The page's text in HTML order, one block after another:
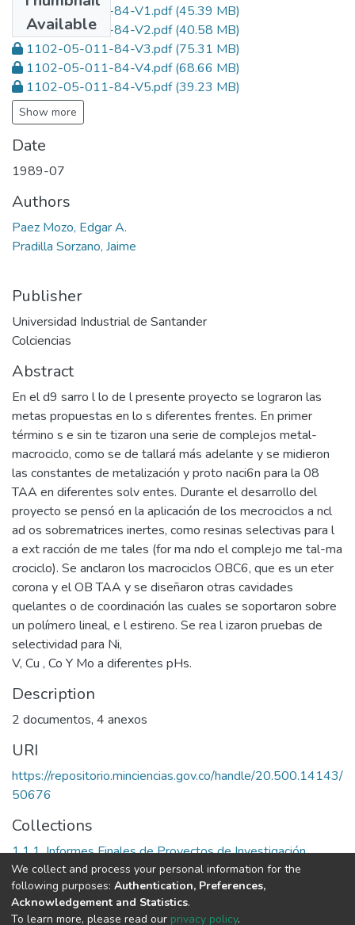
Available
1102-05-011-84-V1.pdf(45.39 MB)
1102-05-011-84-V2.pdf(40.58 MB)
1102-05-011-84-V3.pdf(75.31 MB)
1102-05-011-84-V4.pdf(68.66 MB)
1102-05-011-84-V5.pdf(39.23 MB)
Show more
Date
1989-07
Authors
Paez Mozo, Edgar A.
Pradilla Sorzano, Jaime
Publisher
Universidad Industrial de Santander
Colciencias
Abstract
En el d9 sarro l lo de l presente proyecto se lograron las
metas propuestas en lo s diferentes frentes. En primer
término s e sin te tizaron una serie de complejos metal-
macrociclo, como se de tallará más adelante y se midieron
las constantes de metalización y proto naci6n para la 08
TAA en diferentes solv entes. Durante el desarrollo del
proyecto se pensó en la aplicación de los mecrociclos a ncl
ad os sobrematrices inertes, como resinas selectivas para l
a ext racción de me tales (for ma ndo el complejo me tal-ma
crociclo). Se anclaron los macrociclos OBC6, que es un eter
corona y el OB TAA y se diseñaron otras cavidades
quelantes o de coordinación las cuales se soportaron sobre
un polímero lineal, e l estireno. Se rea l izaron pruebas de
selectividad para Ni,
V, Cu , Co Y Mo a diferentes pHs.
Description
2 documentos, 4 anexos
URI
https://repositorio.minciencias.gov.co/handle/20.500.14143/
50676
Collections
1.1.1. Informes Finales de Proyectos de Investigación
Full item page
We collect and process your personal information for the
following purposes: Authentication, Preferences,
Acknowledgement and Statistics.
To learn more, please read our privacy policy.